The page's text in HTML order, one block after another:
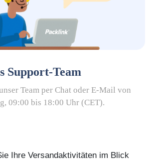
Support-Team
Team per Chat oder E-Mail von
09:00 bis 18:00 Uhr (CET).